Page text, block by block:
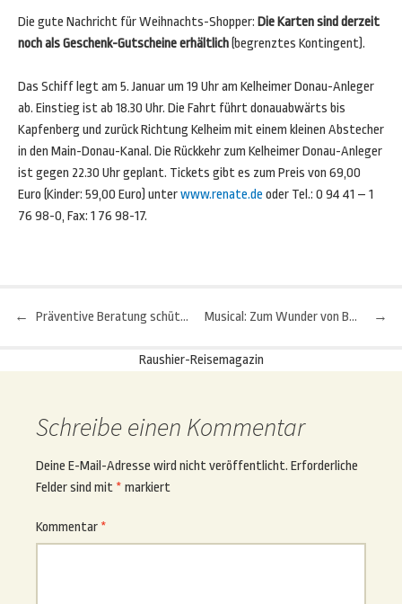
Die gute Nachricht für Weihnachts-Shopper: Die Karten sind derzeit
noch als Geschenk-Gutscheine erhältlich (begrenztes Kontingent).
Das Schiff legt am 5. Januar um 19 Uhr am Kelheimer Donau-Anleger
ab. Einstieg ist ab 18.30 Uhr. Die Fahrt führt donauabwärts bis
Kapfenberg und zurück Richtung Kelheim mit einem kleinen Abstecher
in den Main-Donau-Kanal. Die Rückkehr zum Kelheimer Donau-Anleger
ist gegen 22.30 Uhr geplant. Tickets gibt es zum Preis von 69,00
Euro (Kinder: 59,00 Euro) unterwww.renate.de oder Tel.: 0 94 41 – 1
76 98-0, Fax: 1 76 98-17.
Beitragsnavigation
← Präventive Beratung schützt vor Reisekrankheiten →
Musical: Zum Wunder von Bern nach Hamburg
Raushier-Reisemagazin
Schreibe einen Kommentar
Deine E-Mail-Adresse wird nicht veröffentlicht. Erforderliche
Felder sind mit * markiert
Kommentar *